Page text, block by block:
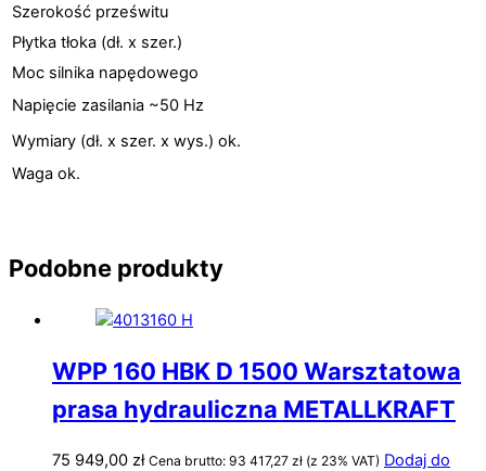
Szerokość prześwitu
Płytka tłoka (dł. x szer.)
Moc silnika napędowego
Napięcie zasilania ~50 Hz
Wymiary (dł. x szer. x wys.) ok.
Waga ok.
Podobne produkty
WPP 160 HBK D 1500 Warsztatowa
prasa hydrauliczna METALLKRAFT
75 949,00 zł Cena brutto: 93 417,27 zł (z 23% VAT) Dodaj do